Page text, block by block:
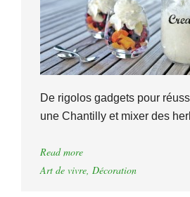
De rigolos gadgets pour
une Chantilly et mixer des
Read more
Art de vivre, Décoration